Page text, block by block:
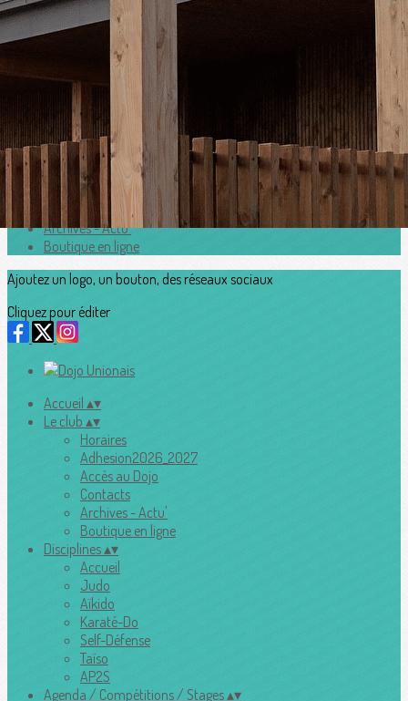
Exporter les lignes sélectionnées
Exporter toutes les colonnes
Exporter uniquement les colonnes affichées
>
Horaires
Adhesion2026_2027
Accès au Dojo
Contacts
Archives - Actu'
Boutique en ligne
Ajoutez un logo, un bouton, des réseaux sociaux
Cliquez pour éditer
Accueil ▴▾
Le club ▴▾
Horaires
Adhesion2026_2027
Accès au Dojo
Contacts
Archives - Actu'
Boutique en ligne
Disciplines▴▾
Accueil
Judo
Aïkido
Karaté-Do
Self-Défense
Taïso
AP2S
Agenda / Compétitions / Stages▴▾